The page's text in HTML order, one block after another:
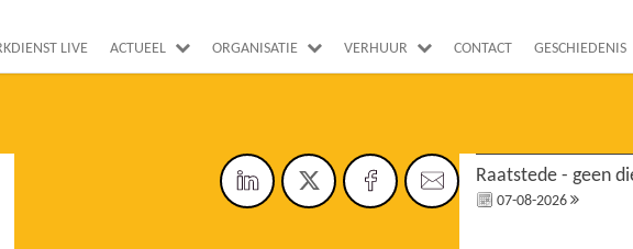
LIVE ACTUEEL ORGANISATIE VERHUUR CONTACT GESCHIEDENIS
Raatstede - geen
07-08-2026